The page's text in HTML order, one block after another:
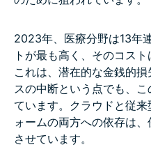
2023年、医療分野は13年
トが最も高く、そのコス
これは、潜在的な金銭的
スの中断という点でも、
ています。クラウドと従
ォームの両方への依存は
させています。